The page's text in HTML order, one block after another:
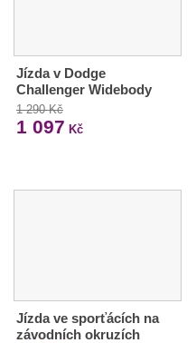
Jízda v Dodge
Challenger Widebody
1 290 Kč
1 097 Kč
Jízda ve sporťácích na
závodních okruzích